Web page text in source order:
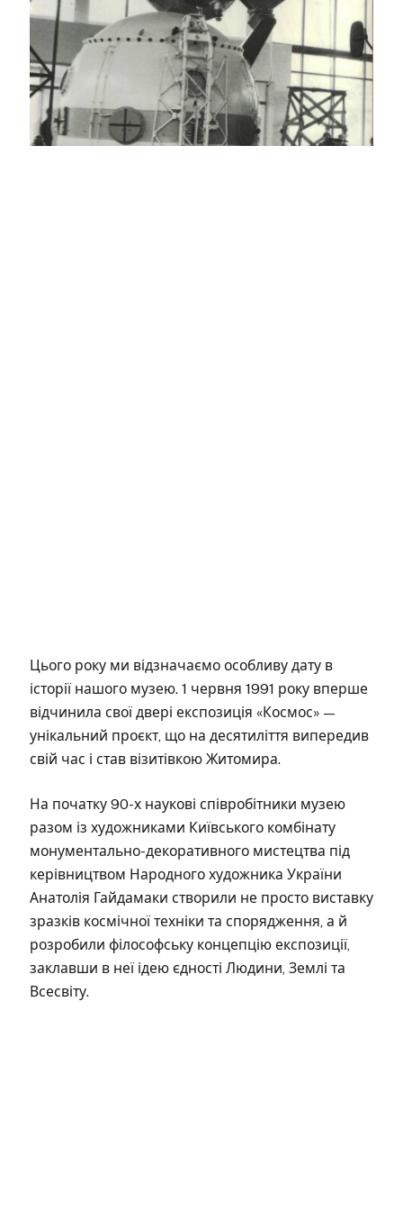
Цього року ми відзначаємо особливу дату в
історії нашого музею. 1 червня 1991 року вперше
відчинила свої двері експозиція «Космос» —
унікальний проєкт, що на десятиліття випередив
свій час і став візитівкою Житомира.
На початку 90-х наукові співробітники музею
разом із художниками Київського комбінату
монументально-декоративного мистецтва під
керівництвом Народного художника України
Анатолія Гайдамаки створили не просто виставку
зразків космічної техніки та спорядження, а й
розробили філософську концепцію експозиції,
заклавши в неї ідею єдності Людини, Землі та
Всесвіту.